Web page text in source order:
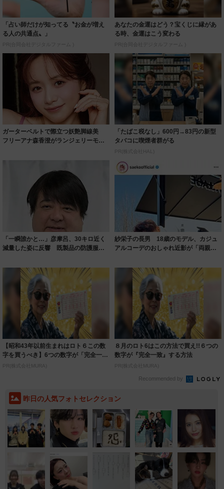
「占い師だけが知ってる〝お金が増え
る人の共通点〟」
PR(合同会社デジタルファーム )
あなたの金運はどう？宝くじに縁があ
る時、金運はこう変わる
PR(合同会社デジタルファーム )
ガーターベルトで際立つ妖艶脚線美
フリーアナ森香澄がランジェリーモデ
「たばこ税なし」600円→83円の新型
タバコに喫煙者群がる
PR(株式会社HAL)
「一瞬誰かと…」彦摩呂、30キロ近く
減量した姿に反響 既製品の防護服が
紗栄子の長男 18歳のモデル、カジュ
アルコーデのおしゃれ近影が「両親の
【昭和43年以前生まれはロト６この数
字を買うべき】6つの数字が「完全一
致」する方...
PR(株式会社MURA)
８月のロト6はこの方法で買え!!６つの
数字が『完全一致』する方法
PR(株式会社MURA)
Recommended by
昨日の人気フォトセレクション